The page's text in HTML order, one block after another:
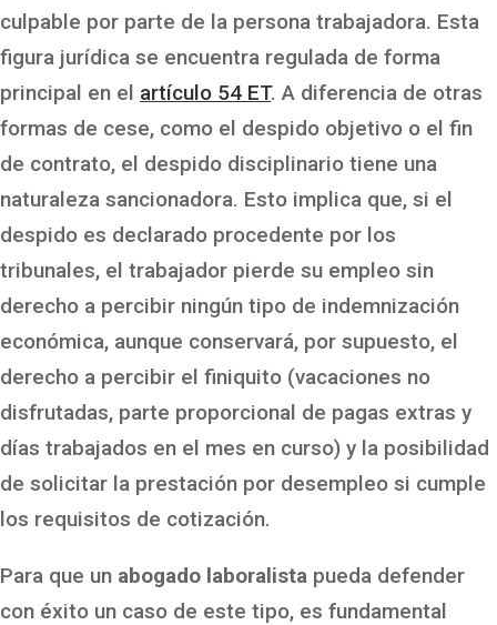
culpable por parte de la persona trabajadora. Esta
figura jurídica se encuentra regulada de forma
principal en el artículo 54 ET. A diferencia de otras
formas de cese, como el despido objetivo o el fin
de contrato, el despido disciplinario tiene una
naturaleza sancionadora. Esto implica que, si el
despido es declarado procedente por los
tribunales, el trabajador pierde su empleo sin
derecho a percibir ningún tipo de indemnización
económica, aunque conservará, por supuesto, el
derecho a percibir el finiquito (vacaciones no
disfrutadas, parte proporcional de pagas extras y
días trabajados en el mes en curso) y la posibilidad
de solicitar la prestación por desempleo si cumple
los requisitos de cotización.
Para que un abogado laboralista pueda defender
con éxito un caso de este tipo, es fundamental